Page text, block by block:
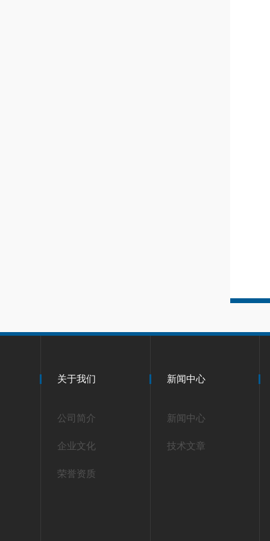
关于我们
公司简介
企业文化
荣誉资质
新闻中心
新闻中心
技术文章